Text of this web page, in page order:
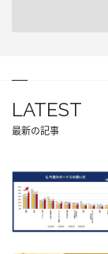
LATEST
最新の記事